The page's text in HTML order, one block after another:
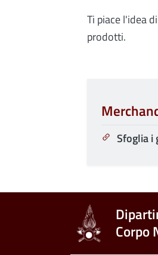
Ti piace l'idea
prodotti.
Sfoglia i
Corpo